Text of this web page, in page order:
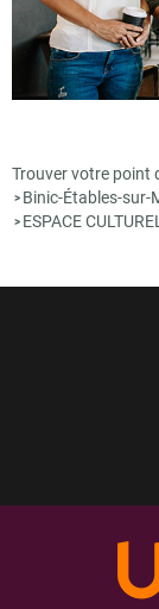
Trouver votre point
> Binic-Étables-sur-
> ESPACE